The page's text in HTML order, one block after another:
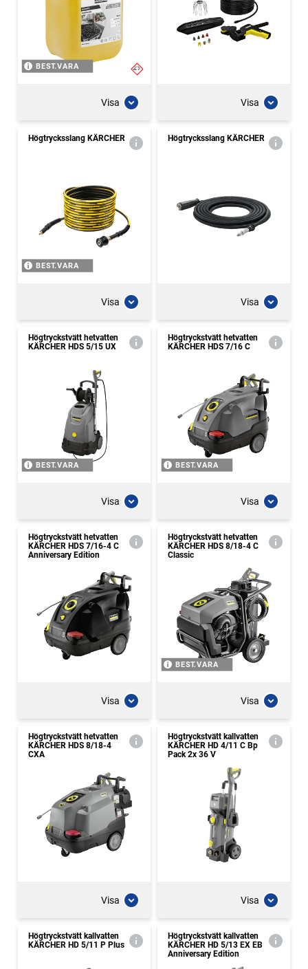
BEST.VARA
Visa Visa
Högtrycksslang KÄRCHER
BEST.VARA
Visa
Högtrycksslang KÄRCHER
Visa
Högtryckstvätt hetvatten
KÄRCHER HDS 5/15 UX
BEST.VARA
Visa
Högtryckstvätt hetvatten
KÄRCHER HDS 7/16 C
BEST.VARA
Visa
Högtryckstvätt hetvatten
KÄRCHER HDS 7/16-4 C
Anniversary Edition
Visa
Högtryckstvätt hetvatten
KÄRCHER HDS 8/18-4 C
Classic
BEST.VARA
Visa
Högtryckstvätt hetvatten
KÄRCHER HDS 8/18-4
CXA
Visa
Högtryckstvätt kallvatten
KÄRCHER HD 4/11 C Bp
Pack 2x 36 V
Visa
Högtryckstvätt kallvatten
KÄRCHER HD 5/11 P Plus
Högtryckstvätt kallvatten
KÄRCHER HD 5/13 EX EB
Anniversary Edition